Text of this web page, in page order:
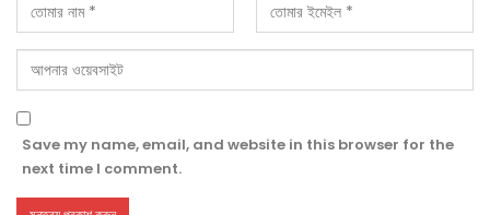
Save my name, email, and website in this browser for the
next time I comment.